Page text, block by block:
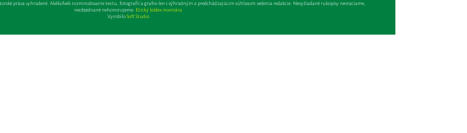
práva vyhradené. Akékoľvek rozmnožovanie textu, fotografií a grafov len s výhradným a predchádzajúcim súhlasom vedenia redakcie. Nevyžiadané rukopisy nevraciame,
neobjednané nehonorujeme. Etický kódex novinára
VyrobiloSoft Studio